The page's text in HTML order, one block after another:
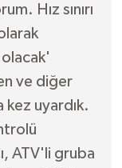
Hız sınırı
ve diğer
kez uyardık.
ATV'li gruba